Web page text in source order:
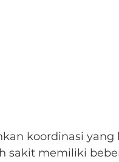
koordinasi yang
sakit memiliki